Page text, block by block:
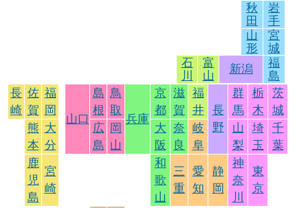
秋
田
岩
手
山
形
宮
城
石
川
富
山
新潟
福
島
長
崎
佐
賀
福
岡
山口
島
根
鳥
取
兵庫
京
都
滋
賀
福
井
長
野
群
馬
栃
木
茨
城
熊
本
大
分
広
島
岡
山
大
阪
奈
良
岐
阜
山
梨
埼
玉
千
葉
鹿
児
島
宮
崎
和
歌
山
三
重
愛
知
静
岡
神
奈
川
東
京